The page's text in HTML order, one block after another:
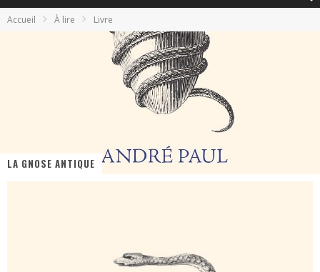
« Mon Village Révolté » - Combattre un Projet !
Star Fox
« MOFUSAND / Parler Japonais » – Des Expressions Pratiques !
Accueil À lire Livre
LA GNOSE ANTIQUE